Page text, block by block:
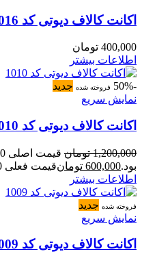
اکانت کالاف دیوتی کد 1016
400,000 تومان
اطلاعات بیشتر
-50% فروخته شده جدید
نمایش سریع
اکانت کالاف دیوتی کد 1010
1,200,000 تومان
بود.600,000 تومانقیمت فعلی 600,000 تومان است.
اطلاعات بیشتر
فروخته شده جدید
نمایش سریع
اکانت کالاف دیوتی کد 1009